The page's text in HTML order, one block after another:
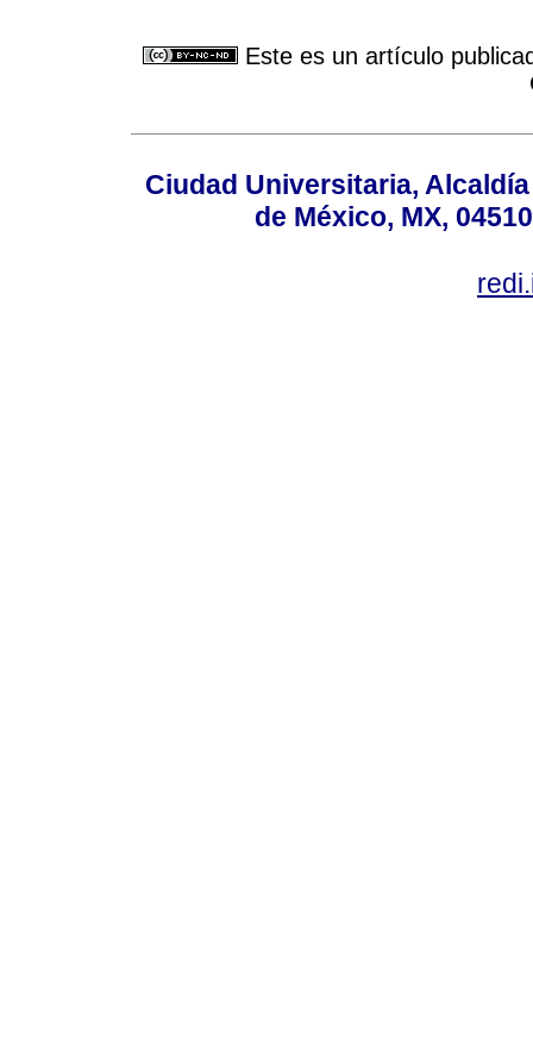
Este es un artículo
Ciudad Universitaria,
de México, MX,